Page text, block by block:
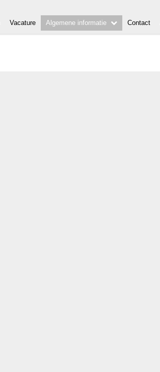
Vacature Algemene informatie Contact